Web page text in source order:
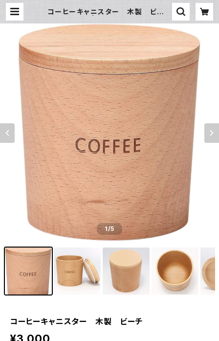
コーヒーキャニスター 木製 ビーチ
1/5
コーヒーキャニスター 木製 ビーチ